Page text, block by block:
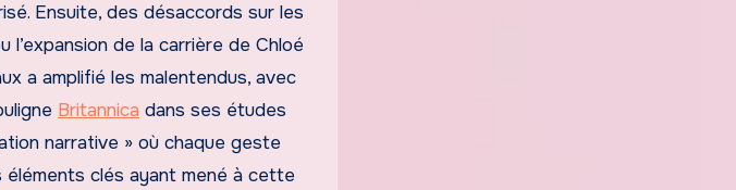
Ensuite, des désaccords sur les
de la carrière de Chloé
a amplifié les malentendus, avec
Britannica dans ses études
narrative » où chaque geste
clés ayant mené à cette